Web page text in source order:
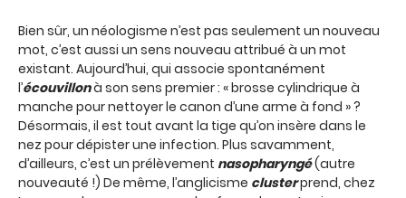
Bien sûr, un néologisme n’est pas seulement un nouveau
mot, c’est aussi un sens nouveau attribué à un mot
existant. Aujourd’hui, qui associe spontanément
l’écouvillonà son sens premier : « brosse cylindrique à
manche pour nettoyer le canon d’une arme à fond » ?
Désormais, il est tout avant la tige qu’on insère dans le
nez pour dépister une infection. Plus savamment,
d’ailleurs, c’est un prélèvement nasopharyngé(autre
nouveauté !) De même, l’anglicisme clusterprend, chez